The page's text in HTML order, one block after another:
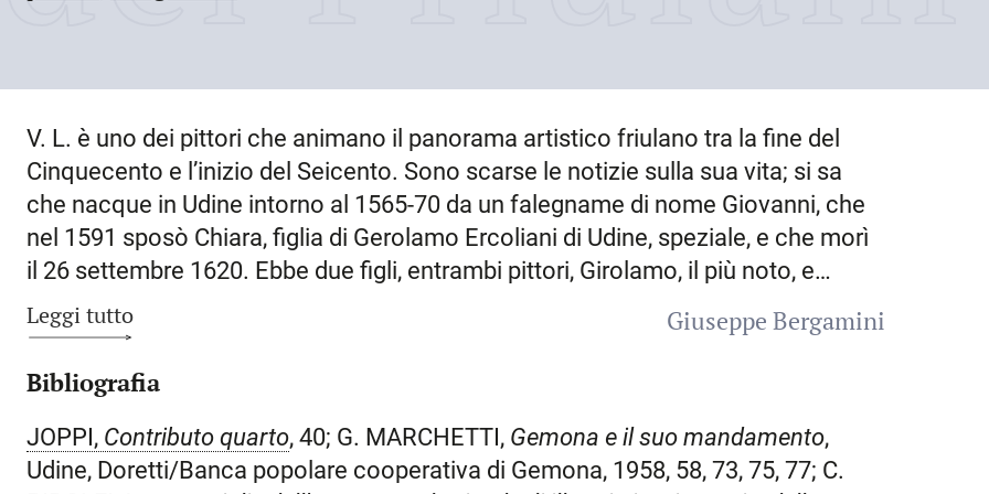
V. L. è uno dei pittori che animano il panorama artistico friulano tra la fine del
Cinquecento e l’inizio del Seicento. Sono scarse le notizie sulla sua vita; si sa
che nacque in Udine intorno al 1565-70 da un falegname di nome Giovanni, che
nel 1591 sposò Chiara, figlia di Gerolamo Ercoliani di Udine, speziale, e che morì
il 26 settembre 1620. Ebbe due figli, entrambi pittori, Girolamo, il più noto, e
Giovanni Giacomo che l’8 febbraio 1624 venne citato in un processo con
l’annotazione che lo diceva allora vivente fuori dal Friuli in località sconosciuta.
Lo stesso il 28 marzo 1628 venne pagato per aver dorato il battistero della
chiesa di Vito d’Asio. Più numerose le notizie che riguardano la attività pittorica
di V.: nel 1591 dipinse due ancone per la chiesa di S. Stefano diPalazzolo; il 10
febbraio 1592 fu pagato per due ancone fatte per la chiesa dei SS. Giusto e
Leggi tutto
Giuseppe Bergamini
Bibliografia
JOPPI, Contributo quarto, 40; G. MARCHETTI, Gemona e il suo mandamento,
Udine, Doretti/Banca popolare cooperativa di Gemona, 1958, 58, 73, 75, 77; C.